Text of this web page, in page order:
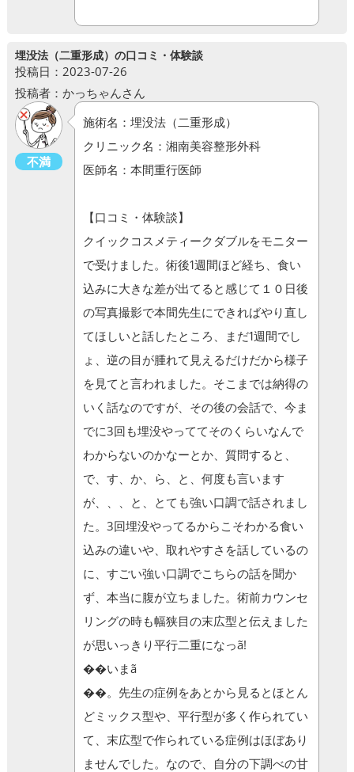
埋没法（二重形成）の口コミ・体験談
投稿日：2023-07-26
投稿者：かっちゃんさん
不満
施術名：埋没法（二重形成）
クリニック名：湘南美容整形外科
医師名：本間重行医師
【口コミ・体験談】
クイックコスメティークダブルをモニター
で受けました。術後1週間ほど経ち、食い
込みに大きな差が出てると感じて１０日後
の写真撮影で本間先生にできればやり直し
てほしいと話したところ、まだ1週間でし
ょ、逆の目が腫れて見えるだけだから様子
を見てと言われました。そこまでは納得の
いく話なのですが、その後の会話で、今ま
でに3回も埋没やっててそのくらいなんで
わからないのかなーとか、質問すると、
で、す、か、ら、と、何度も言います
が、、、と、とても強い口調で話されまし
た。3回埋没やってるからこそわかる食い
込みの違いや、取れやすさを話しているの
に、すごい強い口調でこちらの話を聞か
ず、本当に腹が立ちました。術前カウンセ
リングの時も幅狭目の末広型と伝えました
が思いっきり平行二重になっã!
��いまã
��。先生の症例をあとから見るとほとん
どミックス型や、平行型が多く作られてい
て、末広型で作られている症例はほぼあり
ませんでした。なので、自分の下調べの甘